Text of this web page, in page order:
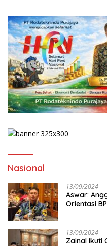
Nasional
13/09/2024
Aswar:
Orientasi
13/09/2024
Zainal Ikuti